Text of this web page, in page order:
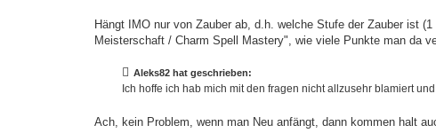
Hängt IMO nur von Zauber ab, d.h. welche Stufe der Zauber ist
Meisterschaft / Charm Spell Mastery", wie viele Punkte man da
Aleks82 hat geschrieben:
Ich hoffe ich hab mich mit den fragen nicht allzusehr blamiert
Ach, kein Problem, wenn man Neu anfängt, dann kommen halt